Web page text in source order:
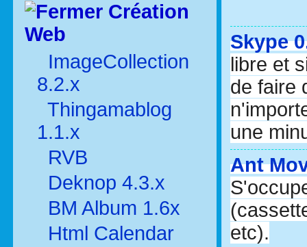
Création
Web
ImageCollection
8.2.x
Thingamablog
1.1.x
RVB
Deknop 4.3.x
BM Album 1.6x
Html Calendar
Skype
libre et
de faire
une
Ant
etc).